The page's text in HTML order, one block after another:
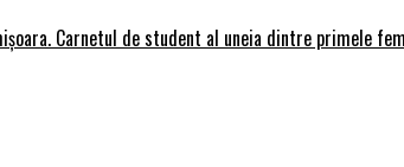
Carnetul de student al uneia dintre primele